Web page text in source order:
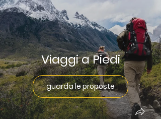
Viaggi a Piedi
guarda le proposte